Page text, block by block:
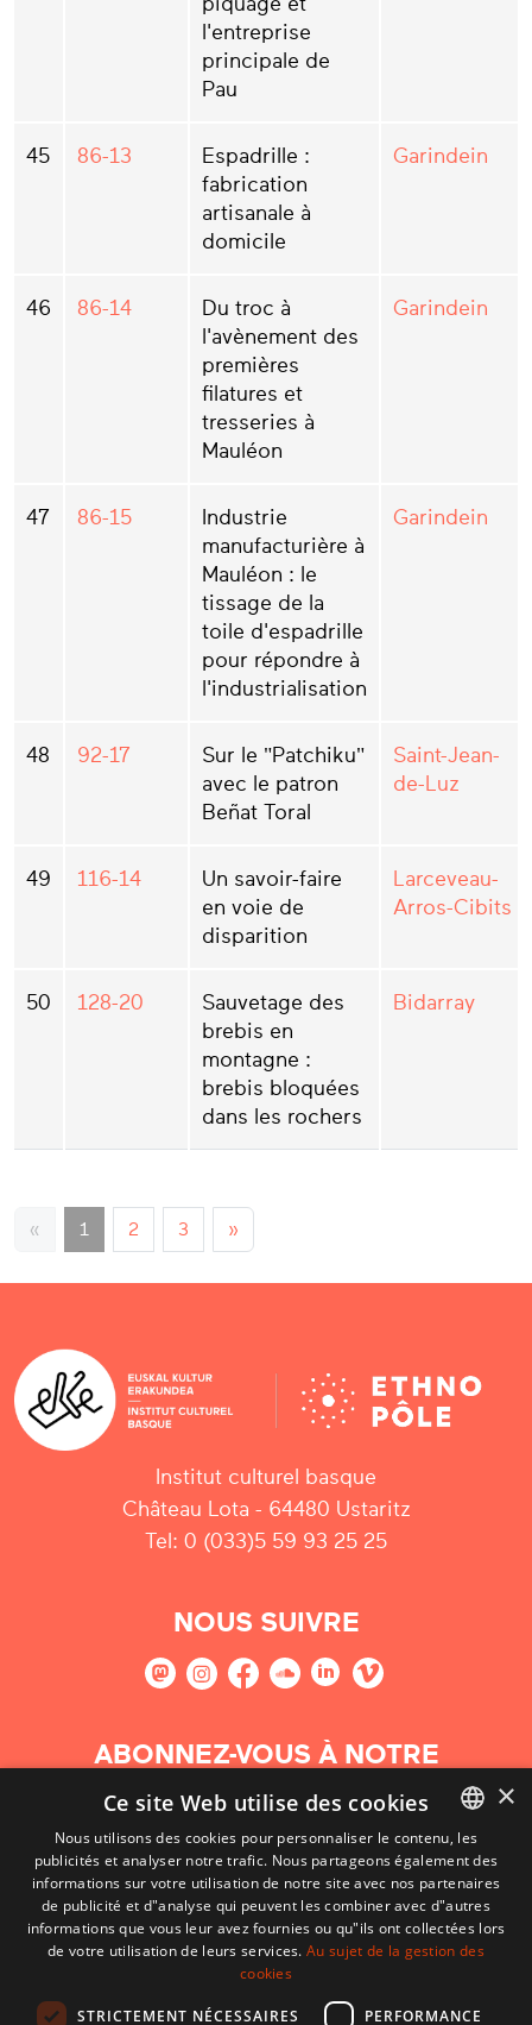
l'entreprise
principale de
Pau
45 86-13
Espadrille :
fabrication
artisanale à
domicile
Garindein
46 86-14
Du troc à
l'avènement des
premières
filatures et
tresseries à
Mauléon
Garindein
47 86-15
Industrie
manufacturière à
Mauléon : le
tissage de la
toile d'espadrille
pour répondre à
l'industrialisation
Garindein
48 92-17
Sur le "Patchiku"
avec le patron
Beñat Toral
Saint-Jean-
de-Luz
49 116-14
Un savoir-faire
en voie de
disparition
Larceveau-
Arros-Cibits
50 128-20
Sauvetage des
brebis en
montagne :
brebis bloquées
dans les rochers
Bidarray
« 1 2 3 »
Institut culturel basque
Château Lota - 64480 Ustaritz
Tel: 0 (033)5 59 93 25 25
NOUS SUIVRE
ABONNEZ-VOUS À NOTRE
NEWSLETTER
S'abonner
BASQUE
FRENCH
×
Ce site Web utilise des cookies
Nous utilisons des cookies pour personnaliser le contenu, les
publicités et analyser notre trafic. Nous partageons également des
informations sur votre utilisation de notre site avec nos partenaires
de publicité et d"analyse qui peuvent les combiner avec d"autres
informations que vous leur avez fournies ou qu"ils ont collectées lors
de votre utilisation de leurs services.Au sujet de la gestion des
cookies
STRICTEMENT NÉCESSAIRES PERFORMANCE